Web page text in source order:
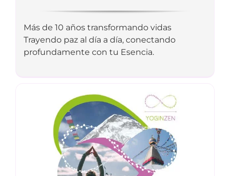
Más de 10 años transformando vidas
Trayendo paz al día a día, conectando
profundamente con tu Esencia.